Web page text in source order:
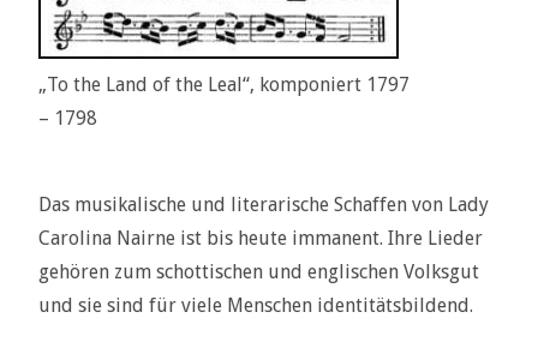
„To the Land of the Leal“, komponiert 1797
– 1798
Das musikalische und literarische Schaffen von Lady
Carolina Nairne ist bis heute immanent. Ihre Lieder
gehören zum schottischen und englischen Volksgut
und sie sind für viele Menschen identitätsbildend.